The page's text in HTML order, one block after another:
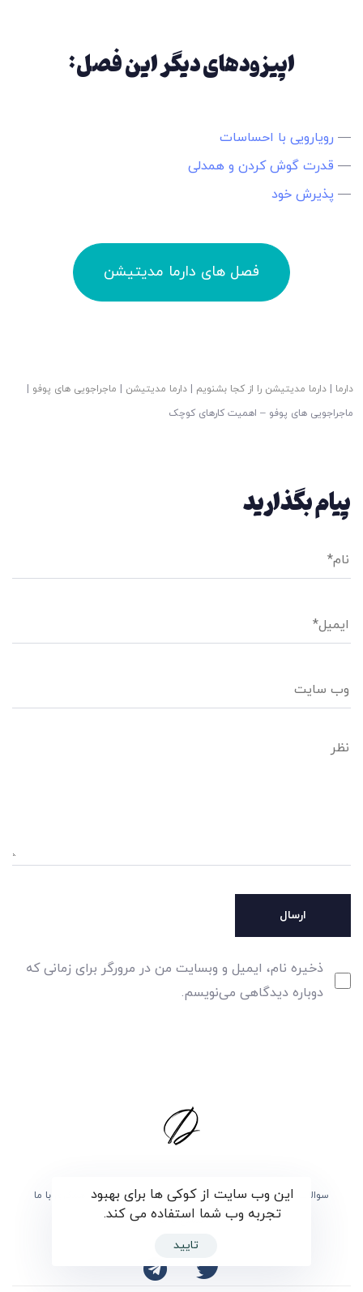
اپیزودهای دیگر این فصل:
— رویارویی با احساسات
— قدرت گوش کردن و همدلی
— پذیرش خود
فصل های دارما مدیتیشن
دارما دارما مدیتیشن را از کجا بشنویم دارما مدیتیشن ماجراجویی های پوفو
ماجراجویی های پوفو – اهمیت کارهای کوچک
پیام بگذارید
ذخیره نام، ایمیل و وبسایت من در مرورگر برای زمانی که
دوباره دیدگاهی می‌نویسم.
سوالات متداول برگزیدگان درباره ی دارما
همکاری با ما
تماس با ما
این وب سایت از کوکی ها برای بهبود
تجربه وب شما استفاده می کند.
تایید